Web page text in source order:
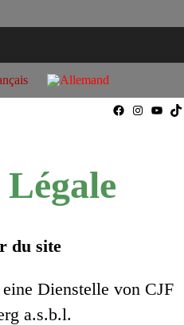
du site
Dienstelle von CJF
a.s.b.l.